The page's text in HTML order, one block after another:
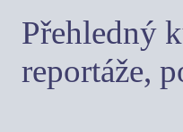
Přehledný
reportáže,